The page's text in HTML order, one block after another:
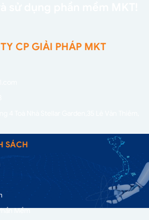
CP GIẢI PHÁP MKT
SÁCH
Mềm